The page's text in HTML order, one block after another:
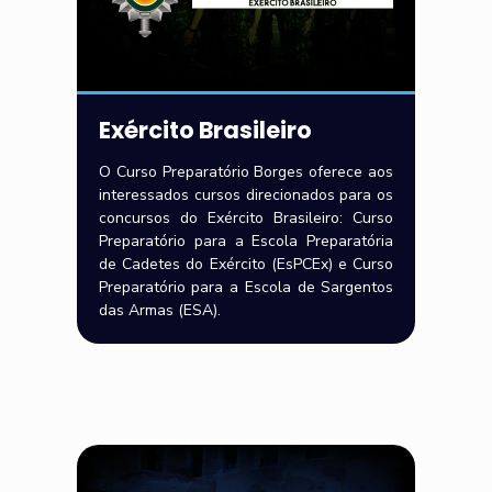
Exército Brasileiro
O Curso Preparatório Borges oferece aos
interessados cursos direcionados para os
concursos do Exército Brasileiro: Curso
Preparatório para a Escola Preparatória
de Cadetes do Exército (EsPCEx) e Curso
Preparatório para a Escola de Sargentos
das Armas (ESA).